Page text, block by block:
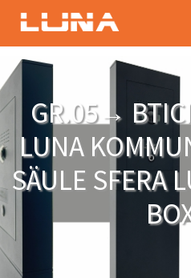
GR.05→
LUNA
SÄULE SFERA